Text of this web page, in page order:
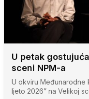
U petak
sceni NPM-a
U okviru Međunarodne
ljeto 2026” na Velikoj